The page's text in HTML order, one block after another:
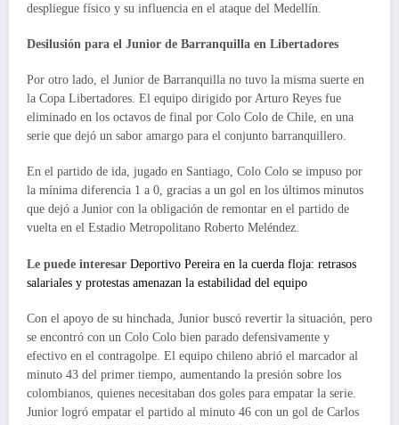
despliegue físico y su influencia en el ataque del Medellín.
Desilusión para el Junior de Barranquilla en Libertadores
Por otro lado, el Junior de Barranquilla no tuvo la misma suerte en
la Copa Libertadores. El equipo dirigido por Arturo Reyes fue
eliminado en los octavos de final por Colo Colo de Chile, en una
serie que dejó un sabor amargo para el conjunto barranquillero.
En el partido de ida, jugado en Santiago, Colo Colo se impuso por
la mínima diferencia 1 a 0, gracias a un gol en los últimos minutos
que dejó a Junior con la obligación de remontar en el partido de
vuelta en el Estadio Metropolitano Roberto Meléndez.
Le puede interesar Deportivo Pereira en la cuerda floja: retrasos
salariales y protestas amenazan la estabilidad del equipo
Con el apoyo de su hinchada, Junior buscó revertir la situación, pero
se encontró con un Colo Colo bien parado defensivamente y
efectivo en el contragolpe. El equipo chileno abrió el marcador al
minuto 43 del primer tiempo, aumentando la presión sobre los
colombianos, quienes necesitaban dos goles para empatar la serie.
Junior logró empatar el partido al minuto 46 con un gol de Carlos